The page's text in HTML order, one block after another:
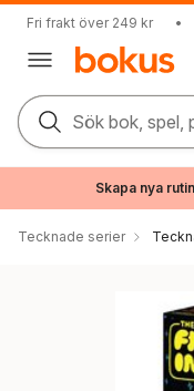
Fri frakt över 249 kr •
Sök bok, spel,
Skapa nya
Tecknade serier